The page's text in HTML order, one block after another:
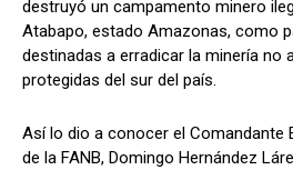
destruyó un campamento minero
Atabapo, estado Amazonas, como
destinadas a erradicar la minería no
protegidas del sur del país.
Así lo dio a conocer el Comandante
de la FANB, Domingo Hernández